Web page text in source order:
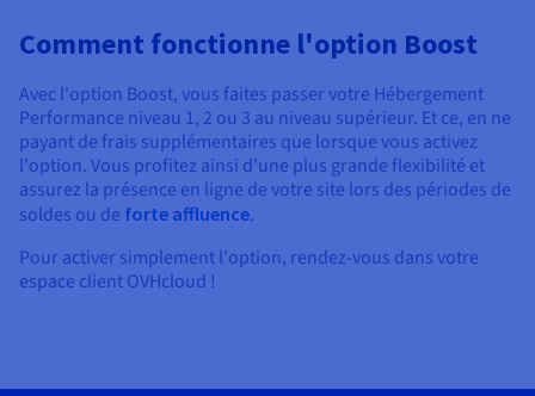
Comment fonctionne l'option Boost
Avec l'option Boost, vous faites passer votre Hébergement
Performance niveau 1, 2 ou 3 au niveau supérieur. Et ce, en ne
payant de frais supplémentaires que lorsque vous activez
l'option. Vous profitez ainsi d'une plus grande flexibilité et
assurez la présence en ligne de votre site lors des périodes de
soldes ou de forte affluence.
Pour activer simplement l'option, rendez-vous dans votre
espace client OVHcloud !